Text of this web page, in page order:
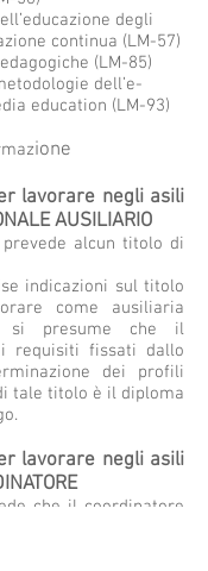
degli
continua (LM-57)
(LM-85)
dell’e-
education (LM-93)
ione
lavorare negli asili
AUSILIARIO
prevede alcun titolo di
indicazioni sul titolo
come ausiliaria
si presume che il
requisiti fissati dallo
dei profili
tale titolo è il diploma
lavorare negli asili
che il coordinatore